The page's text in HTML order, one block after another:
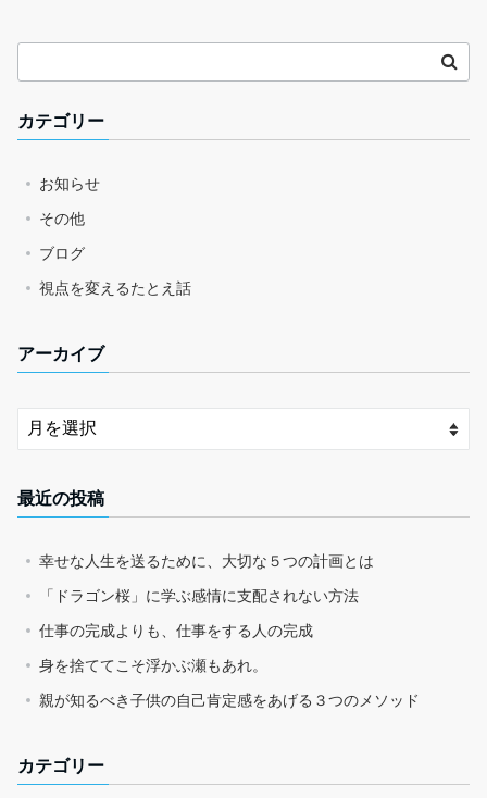
カテゴリー
お知らせ
その他
ブログ
視点を変えるたとえ話
アーカイブ
最近の投稿
幸せな人生を送るために、大切な５つの計画とは
「ドラゴン桜」に学ぶ感情に支配されない方法
仕事の完成よりも、仕事をする人の完成
身を捨ててこそ浮かぶ瀬もあれ。
親が知るべき子供の自己肯定感をあげる３つのメソッド
カテゴリー